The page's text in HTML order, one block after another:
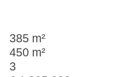
385 m²
450 m²
3